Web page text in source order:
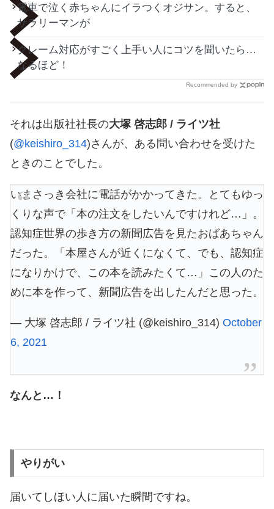
電車で泣く赤ちゃんにイラつくオジサン。すると、
サラリーマンが
クレーム対応がすごく上手い人にコツを聞いたら…
なるほど！
Recommended by
それは出版社社長の大塚 啓志郎 / ライツ社
(@keishiro_314)さんが、ある問い合わせを受けた
ときのことでした。
いまさっき会社に電話がかかってきた。とてもゆっ
くりな声で「本の注文をしたいんですけれど…」。
認知症世界の歩き方の新聞広告を見たおばあちゃん
だった。「本屋さんが近くになくて、でも、認知症
になりかけで、この本を読みたくて…」この人のた
めに本を作って、新聞広告を出したんだと思った。
— 大塚 啓志郎 / ライツ社 (@keishiro_314) October
6, 2021
なんと…！
やりがい
届いてしほい人に届いた瞬間ですね。